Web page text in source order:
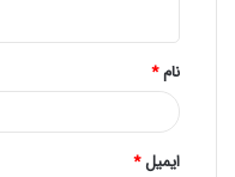
نام*
ایمیل*